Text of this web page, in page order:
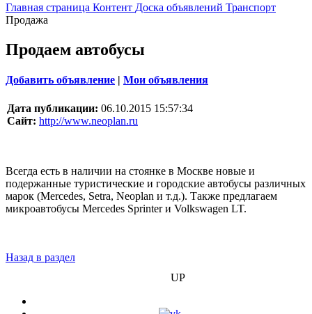
Главная страница Контент Доска объявлений Транспорт
Продажа
Продаем автобусы
Добавить объявление | Мои объявления
Дата публикации: 06.10.2015 15:57:34
Сайт: http://www.neoplan.ru
Всегда есть в наличии на стоянке в Москве новые и
подержанные туристические и городские автобусы различных
марок (Mercedes, Setra, Neoplan и т.д.). Также предлагаем
микроавтобусы Mercedes Sprinter и Volkswagen LT.
Назад в раздел
UP